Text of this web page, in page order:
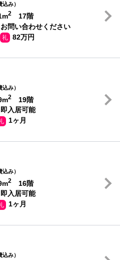
込み）
2
17階
問い合わせください
礼 82万円
込み）
2
19階
入居可能
1ヶ月
込み）
2
16階
入居可能
1ヶ月
込み）